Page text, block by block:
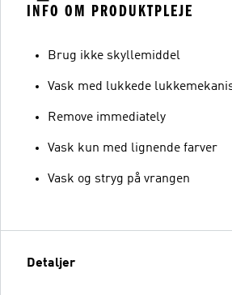
INFO OM PRODUKTPLEJE
Brug ikke skyllemiddel
Vask med lukkede
Remove immediately
Vask kun med lignende farver
Vask og stryg på vrangen
Detaljer